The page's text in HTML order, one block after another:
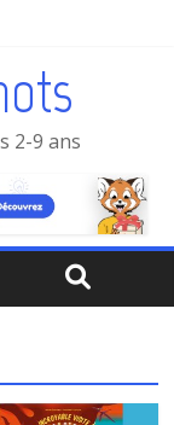
2-9 ans